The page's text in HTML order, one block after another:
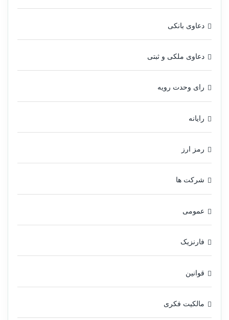
دعاوی بانکی
دعاوی ملکی و ثبتی
رای وحدت رویه
رایانه
رمز ارز
شرکت ها
عمومی
فارنزیک
قوانین
مالکیت فکری